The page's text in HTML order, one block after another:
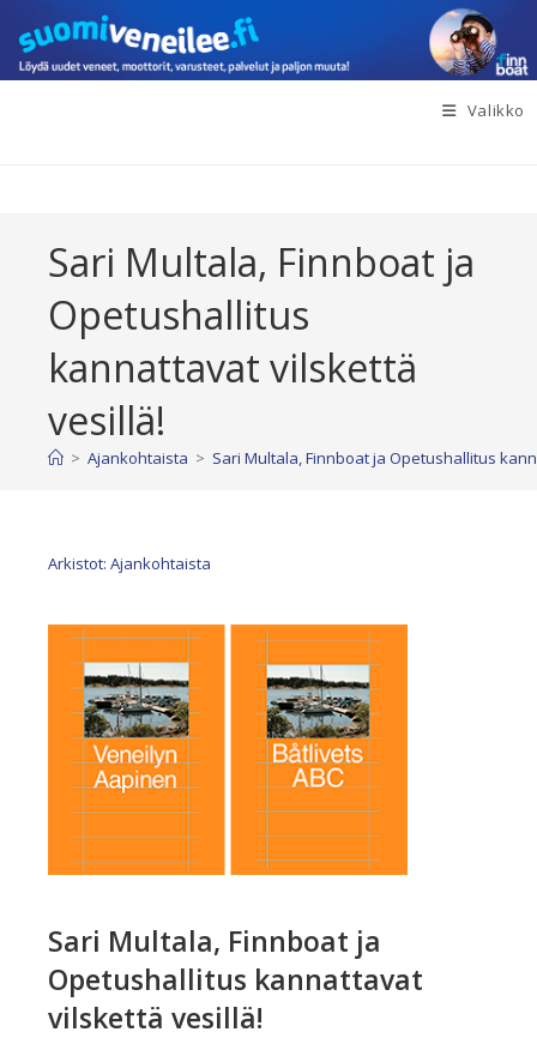
suoraan
sisältöön
Valikko
Sari Multala, Finnboat ja
Opetushallitus
kannattavat vilskettä
vesillä!
> Ajankohtaista > Sari Multala, Finnboat ja Opetushallitus
Arkistot: Ajankohtaista
Sari Multala, Finnboat ja
Opetushallitus kannattavat
vilskettä vesillä!